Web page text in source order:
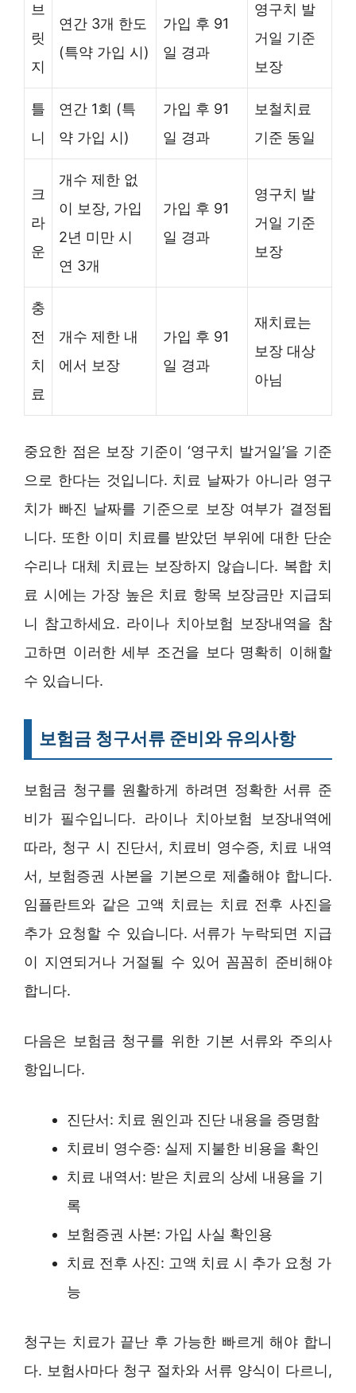
브
릿
지
연간 3개 한도
(특약 가입 시)
가입 후 91
일 경과
영구치 발
거일 기준
보장
틀
니
연간 1회 (특
약 가입 시)
가입 후 91
일 경과
보철치료
기준 동일
크
라
운
개수 제한 없
이 보장, 가입
2년 미만 시
연 3개
가입 후 91
일 경과
영구치 발
거일 기준
보장
충
전
치
료
개수 제한 내
에서 보장
가입 후 91
일 경과
재치료는
보장 대상
아님
중요한 점은 보장 기준이 ‘영구치 발거일’을 기준
으로 한다는 것입니다. 치료 날짜가 아니라 영구
치가 빠진 날짜를 기준으로 보장 여부가 결정됩
니다. 또한 이미 치료를 받았던 부위에 대한 단순
수리나 대체 치료는 보장하지 않습니다. 복합 치
료 시에는 가장 높은 치료 항목 보장금만 지급되
니 참고하세요. 라이나 치아보험 보장내역을 참
고하면 이러한 세부 조건을 보다 명확히 이해할
수 있습니다.
보험금 청구서류 준비와 유의사항
보험금 청구를 원활하게 하려면 정확한 서류 준
비가 필수입니다. 라이나 치아보험 보장내역에
따라, 청구 시 진단서, 치료비 영수증, 치료 내역
서, 보험증권 사본을 기본으로 제출해야 합니다.
임플란트와 같은 고액 치료는 치료 전후 사진을
추가 요청할 수 있습니다. 서류가 누락되면 지급
이 지연되거나 거절될 수 있어 꼼꼼히 준비해야
합니다.
다음은 보험금 청구를 위한 기본 서류와 주의사
항입니다.
진단서: 치료 원인과 진단 내용을 증명함
치료비 영수증: 실제 지불한 비용을 확인
치료 내역서: 받은 치료의 상세 내용을 기
록
보험증권 사본: 가입 사실 확인용
치료 전후 사진: 고액 치료 시 추가 요청 가
능
청구는 치료가 끝난 후 가능한 빠르게 해야 합니
다. 보험사마다 청구 절차와 서류 양식이 다르니,